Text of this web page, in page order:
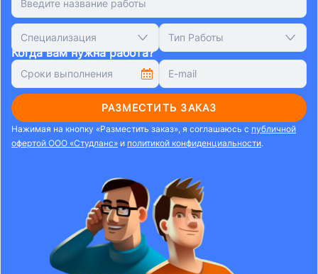
Специализация Тип Работы
Когда вам нужна работа?
РАЗМЕСТИТЬ ЗАКАЗ
Нажимая на кнопку «Разместить заказ», я соглашаюсь с публичной
офертой ООО «Студланс» и политикой конфиденциальности.